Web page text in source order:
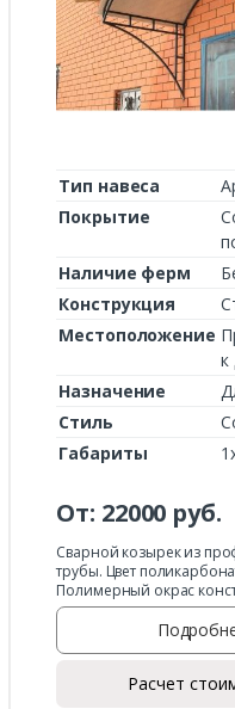
Ваше
Ваш
Тип навеса
Покрытие
Наличие ферм
Конструкция
Местоположение
к
Назначение
Стиль
Габариты
От: 22000 руб.
Сварной козырек из
трубы. Цвет
Полимерный окрас
Расчет